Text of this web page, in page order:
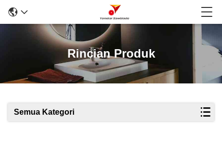
Rincian Produk
Semua Kategori